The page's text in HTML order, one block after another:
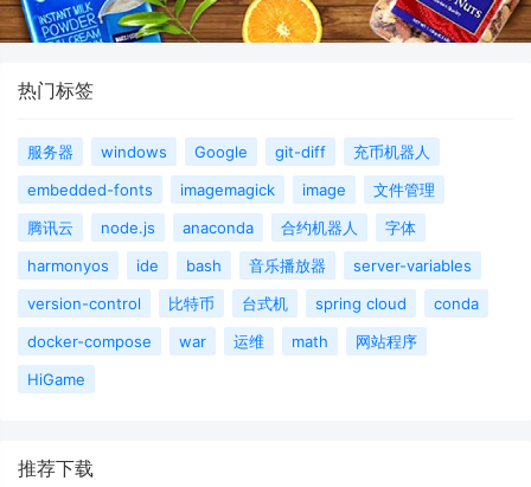
热门标签
服务器 windows Google git-diff
充币机器人
embedded-fonts
imagemagick image
文件管理
腾讯云
node.js anaconda 合约机器人
字体
harmonyos
ide bash 音乐播放器
server-variables
version-control
比特币 台式机 spring cloud
conda
docker-compose
war 运维 math
网站程序
HiGame
推荐下载